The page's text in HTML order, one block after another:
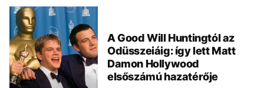
A Good Will Huntingtól az
Odüsszeiáig: így lett Matt
Damon Hollywood
elsőszámú hazatérője